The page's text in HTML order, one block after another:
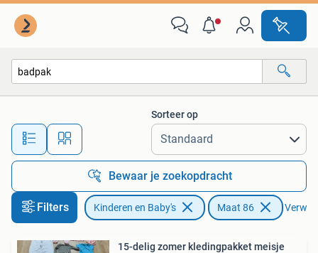
Alle afstanden…
Sorteer op
Bewaar je zoekopdracht
Filters Kinderen en Baby's Maat 86
15-delig zomer kledingpakket meisje